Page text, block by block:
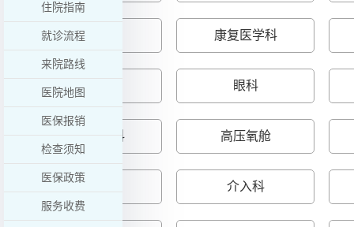
消化内科 康复医学科
口腔科 眼科
医学影像科 高压氧舱
神经外科 介入科
住院指南
就诊流程
来院路线
医院地图
医保报销
检查须知
医保政策
服务收费